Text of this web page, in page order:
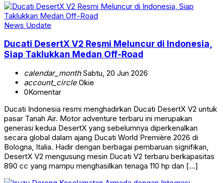
News Update
Ducati DesertX V2 Resmi Meluncur di Indonesia,
Siap Taklukkan Medan Off-Road
calendar_monthSabtu, 20 Jun 2026
account_circleOkie
0Komentar
Ducati Indonesia resmi menghadirkan Ducati DesertX V2 untuk
pasar Tanah Air. Motor adventure terbaru ini merupakan
generasi kedua DesertX yang sebelumnya diperkenalkan
secara global dalam ajang Ducati World Première 2026 di
Bologna, Italia. Hadir dengan berbagai pembaruan signifikan,
DesertX V2 mengusung mesin Ducati V2 terbaru berkapasitas
890 cc yang mampu menghasilkan tenaga 110 hp dan […]